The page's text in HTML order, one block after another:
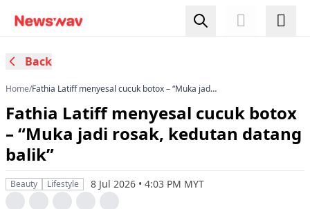
Back
Home/Fathia Latiff menyesal cucuk botox – “Muka jadi
Fathia Latiff menyesal cucuk botox
– “Muka jadi rosak, kedutan datang
balik”
Beauty Lifestyle 8 Jul 2026 • 4:03 PM MYT